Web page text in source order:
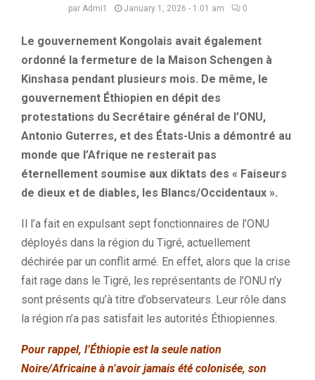
par Admi1 January 1, 2026 - 1:01 am 0
Le gouvernement Kongolais avait également
ordonné la fermeture de la Maison Schengen à
Kinshasa pendant plusieurs mois. De même, le
gouvernement Éthiopien en dépit des
protestations du Secrétaire général de l’ONU,
Antonio Guterres, et des États-Unis a démontré au
monde que l’Afrique ne resterait pas
éternellement soumise aux diktats des « Faiseurs
de dieux et de diables, les Blancs/Occidentaux ».
Il l’a fait en expulsant sept fonctionnaires de l’ONU
déployés dans la région du Tigré, actuellement
déchirée par un conflit armé. En effet, alors que la crise
fait rage dans le Tigré, les représentants de l’ONU n’y
sont présents qu’à titre d’observateurs. Leur rôle dans
la région n’a pas satisfait les autorités Éthiopiennes.
Pour rappel, l’Éthiopie est la seule nation
Noire/Africaine à n’avoir jamais été colonisée, son